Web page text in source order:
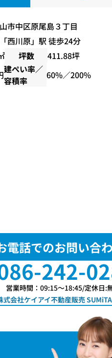
市中区原尾島３丁目
「西川原」駅 徒歩24分
坪数
411.88坪
建ぺい率／
容積率
60%／200%
電話でのお問い合
242-
営業時間：09:15〜18:45/定休日:
式会社ケイアイ不動産販売